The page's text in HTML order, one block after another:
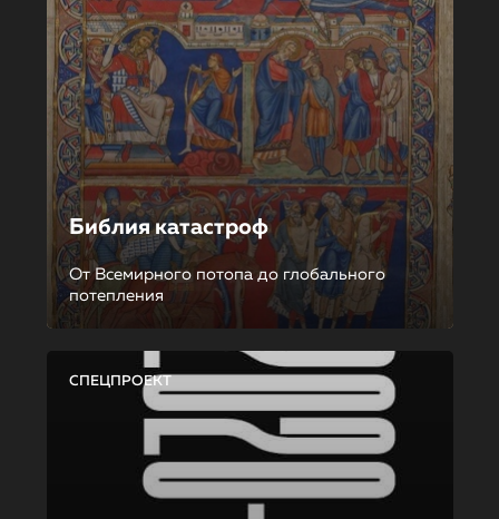
Библия катастроф
От Всемирного потопа до глобального
потепления
СПЕЦПРОЕКТ